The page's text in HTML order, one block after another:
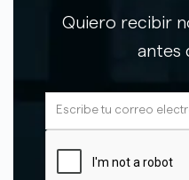
Quiero recibir
antes